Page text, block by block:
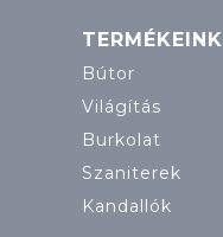
TERMÉKEINK
Bútor
Világítás
Burkolat
Szaniterek
Kandallók